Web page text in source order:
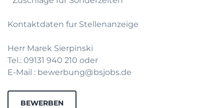
Kontaktdaten fur Stellenanzeige
Herr Marek Sierpinski
Tel.: 09131 940 210 oder
E-Mail : bewerbung@bsjobs.de
BEWERBEN